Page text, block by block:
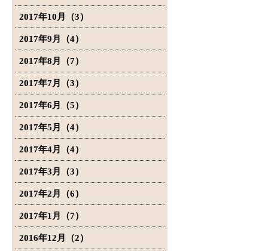
2017年10月（3）
2017年9月（4）
2017年8月（7）
2017年7月（3）
2017年6月（5）
2017年5月（4）
2017年4月（4）
2017年3月（3）
2017年2月（6）
2017年1月（7）
2016年12月（2）